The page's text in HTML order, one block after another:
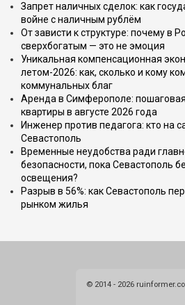
Запрет наличных сделок: как
войне с наличным рублём
От зависти к структуре: почему в
сверхбогатым — это не эмоция
Уникальная компенсационная
летом-2026: как, сколько и кому
коммунальных благ
Аренда в Симферополе:
квартиры в августе 2026 года
Инженер против педагога: кто на
Севастополь
Временные неудобства ради
безопасности, пока Севастополь
освещения?
Разрыв в 56%: как Севастополь
рынком жилья
© 2014 - 2026